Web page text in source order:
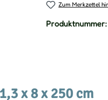
Zum Merkzettel
Produktnummer:
x 8 x 250 cm